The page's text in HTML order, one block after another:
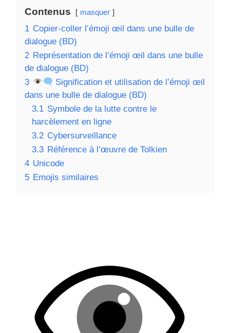
Contenus masquer
1 Copier-coller l’émoji œil dans une bulle de
dialogue (BD)
2 Représentation de l’émoji œil dans une bulle
de dialogue (BD)
3
Signification et utilisation de l’émoji œil
dans une bulle de dialogue (BD)
3.1 Symbole de la lutte contre le
harcèlement en ligne
3.2 Cybersurveillance
3.3 Référence à l’œuvre de Tolkien
4 Unicode
5 Emojis similaires